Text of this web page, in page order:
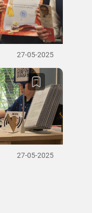
27-05-2025
27-05-2025